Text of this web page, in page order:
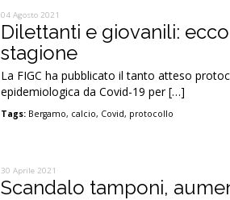
04 Agosto 2021
Dilettanti e giovanili:
stagione
La FIGC ha pubblicato il tanto atteso
epidemiologica da Covid-19 per […]
Tags: Bergamo, calcio, Covid, protocollo
30 Aprile 2021
Scandalo tamponi,